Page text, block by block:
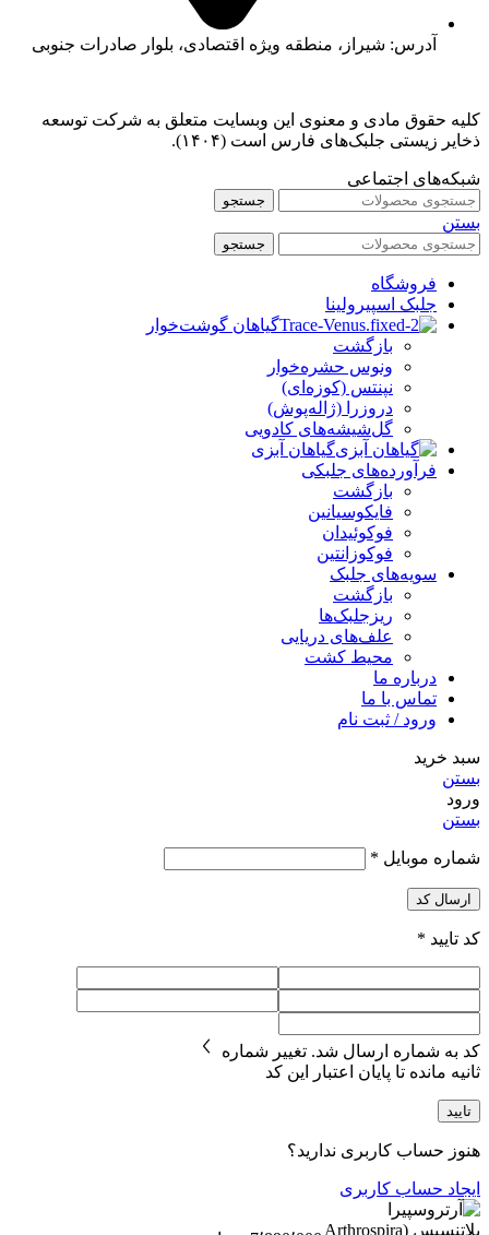
آدرس: شیراز، منطقه ویژه اقتصادی، بلوار صادرات جنوبی
کلیه حقوق مادی و معنوی این وبسایت متعلق به شرکت توسعه
ذخایر زیستی جلبک‌های فارس است (۱۴۰۴).
شبکه‌های اجتماعی
جستجو
بستن
جستجو
فروشگاه
جلبک اسپیرولینا
گیاهان گوشت‌خوار
بازگشت
ونوس حشره‌خوار
نپنتس (کوزه‌ای)
دروزرا (ژاله‌پوش)
گل‌شیشه‌های کادویی
گیاهان آبزی
فرآورده‌های جلبکی
بازگشت
فایکوسیانین
فوکوئیدان
فوکوزانتین
سویه‌های جلبک
بازگشت
ریزجلبک‌ها
علف‌های دریایی
محیط کشت
درباره ما
تماس با ما
ورود / ثبت نام
سبد خرید
بستن
ورود
بستن
شماره موبایل *
ارسال کد
کد تایید *
کد به شماره ارسال شد. تغییر شماره
ثانیه مانده تا پایان اعتبار این کد
تایید
هنوز حساب کاربری ندارید؟
ایجاد حساب کاربری